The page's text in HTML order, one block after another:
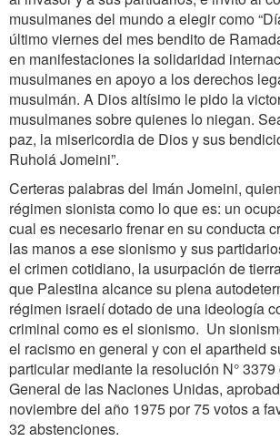
musulmanes del mundo a elegir como
último viernes del mes bendito de
en manifestaciones la solidaridad
musulmanes en apoyo a los derechos
musulmán. A Dios altísimo le pido la
musulmanes sobre quienes lo niegan.
paz, la misericordia de Dios y sus
Ruholá Jomeini”.
Certeras palabras del Imán Jomeini,
régimen sionista como lo que es: un
cual es necesario frenar en su conducta
las manos a ese sionismo y sus
el crimen cotidiano, la usurpación de
que Palestina alcance su plena
régimen israelí dotado de una ideología
criminal como es el sionismo. Un
el racismo en general y con el apartheid
particular mediante la resolución N°
General de las Naciones Unidas,
noviembre del año 1975 por 75 votos a
32 abstenciones.